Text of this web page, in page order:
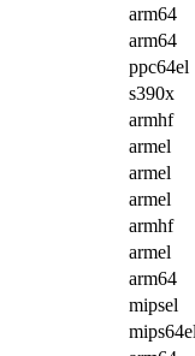
arm64
arm64
ppc64el
s390x
armhf
armel
armel
armel
armhf
armel
arm64
mipsel